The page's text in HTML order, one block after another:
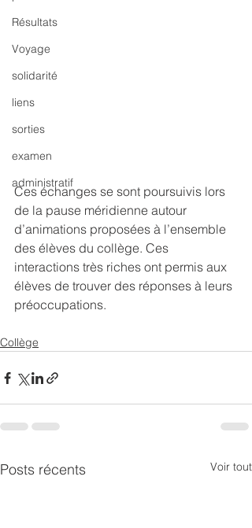
Résultats
Voyage
solidarité
liens
sorties
examen
administratif
Ces échanges se sont poursuivis lors
de la pause méridienne autour
d’animations proposées à l’ensemble
des élèves du collège. Ces
interactions très riches ont permis aux
élèves de trouver des réponses à leurs
préoccupations.
Collège
Posts récents Voir tout